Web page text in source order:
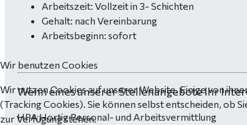
Arbeitszeit: Vollzeit in 3- Schichten
Gehalt: nach Vereinbarung
Arbeitsbeginn: sofort
Wenn eines unserer Stellenangebote Ihr
HPA Hortig Personal- und Arbeitsvermittlung
Wir benutzen Cookies
Wir nutzen Cookies auf unserer Website. Einige von
(Tracking Cookies). Sie können selbst entscheiden, ob
zur Verfügung stehen.